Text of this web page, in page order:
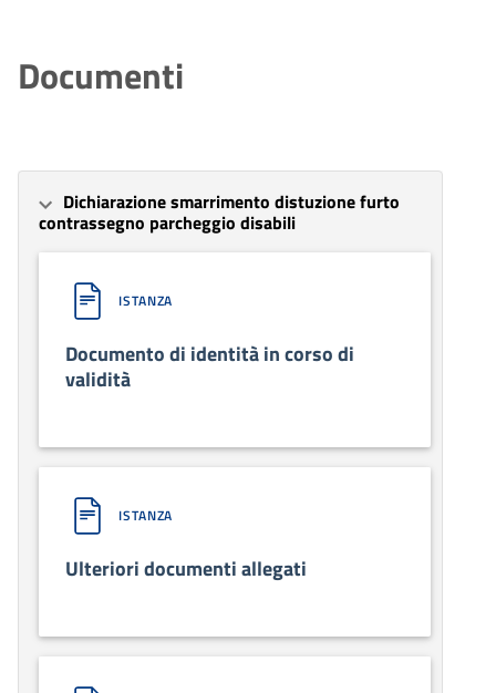
Documenti
Dichiarazione smarrimento distuzione furto
contrassegno parcheggio disabili
ISTANZA
Documento di identità in corso di
validità
ISTANZA
Ulteriori documenti allegati